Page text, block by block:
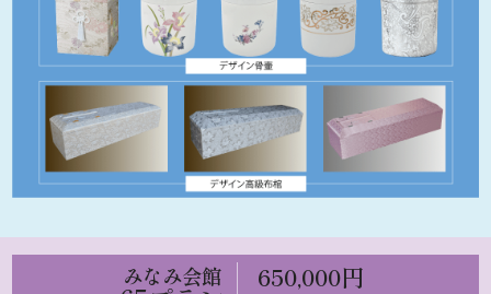
みなみ会館 650,000円